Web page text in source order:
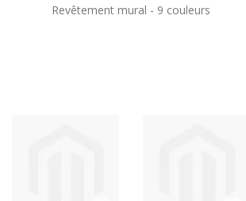
Revêtement mural 9 couleurs